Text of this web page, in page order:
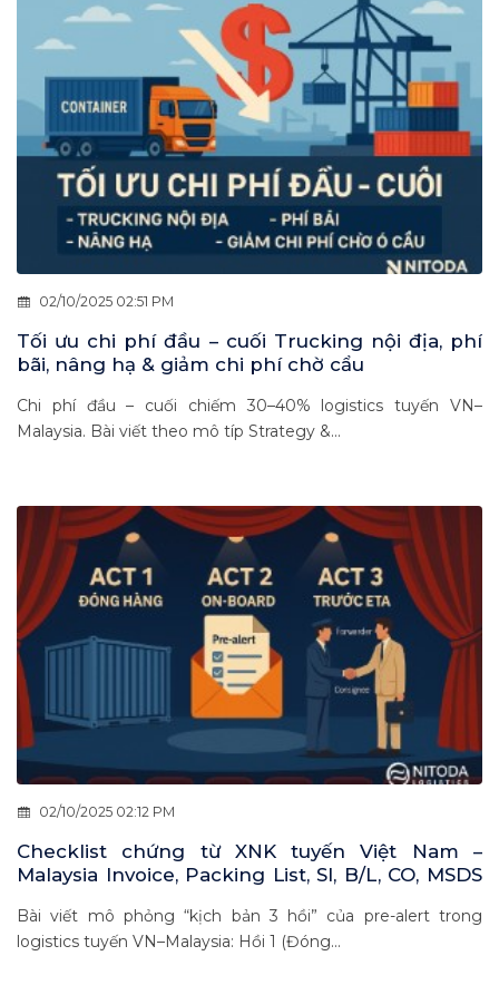
02/10/2025 02:51 PM
Tối ưu chi phí đầu – cuối Trucking nội địa, phí
bãi, nâng hạ & giảm chi phí chờ cẩu
Chi phí đầu – cuối chiếm 30–40% logistics tuyến VN–
Malaysia. Bài viết theo mô típ Strategy &...
02/10/2025 02:12 PM
Checklist chứng từ XNK tuyến Việt Nam –
Malaysia Invoice, Packing List, SI, B/L, CO, MSDS
Bài viết mô phỏng “kịch bản 3 hồi” của pre-alert trong
logistics tuyến VN–Malaysia: Hồi 1 (Đóng...